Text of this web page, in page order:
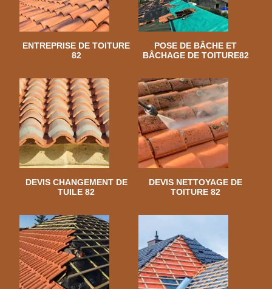
ENTREPRISE DE TOITURE
82
POSE DE BÂCHE ET
BÂCHAGE DE TOITURE82
DEVIS CHANGEMENT DE
TUILE 82
DEVIS NETTOYAGE DE
TOITURE 82